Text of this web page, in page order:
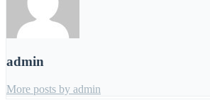
admin
More posts by admin